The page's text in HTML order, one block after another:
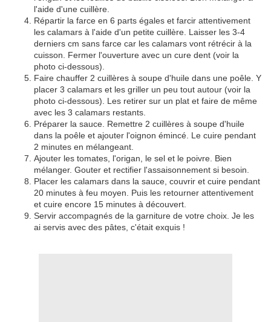
l'aide d'une cuillère.
Répartir la farce en 6 parts égales et farcir attentivement
les calamars à l'aide d'un petite cuillère. Laisser les 3-4
derniers cm sans farce car les calamars vont rétrécir à la
cuisson. Fermer l'ouverture avec un cure dent (voir la
photo ci-dessous).
Faire chauffer 2 cuillères à soupe d'huile dans une poêle. Y
placer 3 calamars et les griller un peu tout autour (voir la
photo ci-dessous). Les retirer sur un plat et faire de même
avec les 3 calamars restants.
Préparer la sauce. Remettre 2 cuillères à soupe d'huile
dans la poêle et ajouter l'oignon émincé. Le cuire pendant
2 minutes en mélangeant.
Ajouter les tomates, l'origan, le sel et le poivre. Bien
mélanger. Gouter et rectifier l'assaisonnement si besoin.
Placer les calamars dans la sauce, couvrir et cuire pendant
20 minutes à feu moyen. Puis les retourner attentivement
et cuire encore 15 minutes à découvert.
Servir accompagnés de la garniture de votre choix. Je les
ai servis avec des pâtes, c'était exquis !